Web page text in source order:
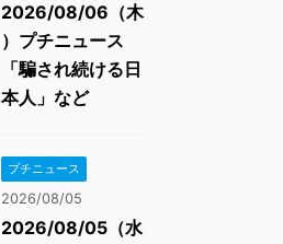
2026/08/06（木
）プチニュース
「騙され続ける日
本人」など
プチニュース
2026/08/05
2026/08/05（水